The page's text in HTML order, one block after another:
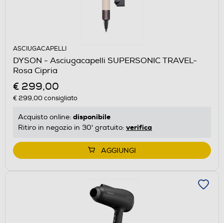
ASCIUGACAPELLI
DYSON - Asciugacapelli SUPERSONIC TRAVEL-
Rosa Cipria
€ 299,00
€ 299,00consigliato
Acquisto online: disponibile
Ritiro in negozio in 30' gratuito: verifica
AGGIUNGI